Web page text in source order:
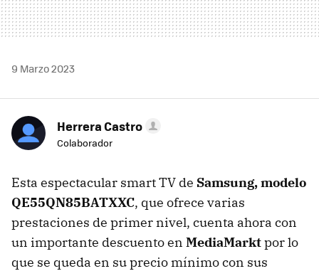
9 Marzo 2023
Herrera Castro
Colaborador
Esta espectacular smart TV de Samsung, modelo
QE55QN85BATXXC, que ofrece varias
prestaciones de primer nivel, cuenta ahora con
un importante descuento en MediaMarktpor lo
que se queda en su precio mínimo con sus